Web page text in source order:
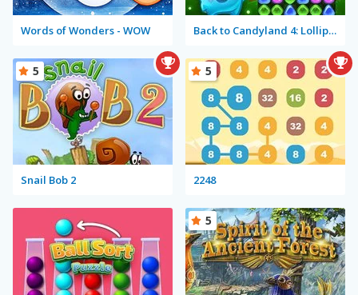
Words of Wonders - WOW Back to Candyland 4: Lollipop Garden
Snail Bob 2
5
2248
5
5